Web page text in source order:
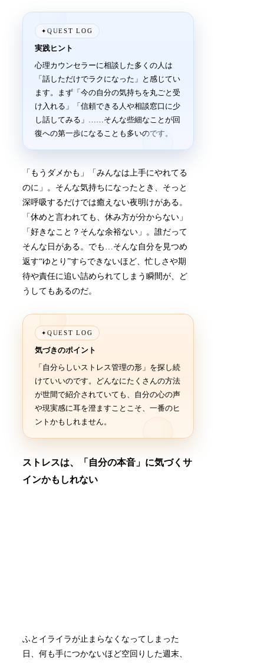
✦QUEST LOG
実践ヒント
心理カウンセラーに相談した多くの人は
「話しただけでラクになった」と感じてい
ます。まず「今の自分の気持ちを丸ごと受
け入れる」「信頼できる人や相談窓口に少
し話してみる」……そんな些細なことが回
復への第一歩になることも多いのです。
「もうダメかも」「みんなは上手にやれてる
のに」。そんな気持ちになったとき、そっと
深呼吸するだけでは癒えない夜明けがある。
「休めと言われても、休み方が分からない」
「好きなこと？そんな余裕ない」。誰だって
そんな日がある。でも…そんな自分を見つめ
返す“ゆとり”すらできないほど、忙しさや期
待や責任に追い詰められてしまう瞬間が、ど
うしてもあるのだ。
✦QUEST LOG
気づきのポイント
「自分らしいストレス管理の形」を探し続
けていいのです。どんなにたくさんの方法
が世間で紹介されていても、自分の心の声
や現実感に耳を澄ますことこそ、一番のヒ
ントかもしれません。
ストレスは、「自分の本音」に気づくサ
インかもしれない
ふとイライラが止まらなくなってしまった
日、何も手につかないほど空回りした週末、